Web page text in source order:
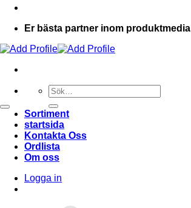
Er bästa partner inom produktmedia
Sök
efter:
Sortiment
startsida
Kontakta Oss
Ordlista
Om oss
Logga in